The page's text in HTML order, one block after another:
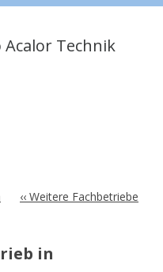
Technik
‹‹ Weitere Fachbetriebe
in